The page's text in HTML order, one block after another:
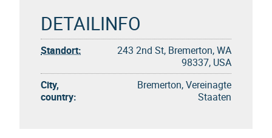
DETAILINFO
Standort:
243 2nd St, Bremerton, WA
98337, USA
City,
country:
Bremerton, Vereinagte
Staaten